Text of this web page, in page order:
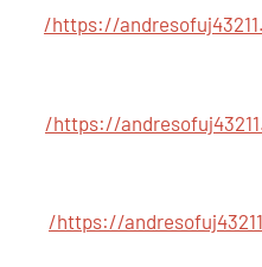
https://andresofuj43211.bligblogging.com/23257120/
https://andresofuj43211.bligblogging.com/23257122/
https://andresofuj43211.bligblogging.com/23257116/